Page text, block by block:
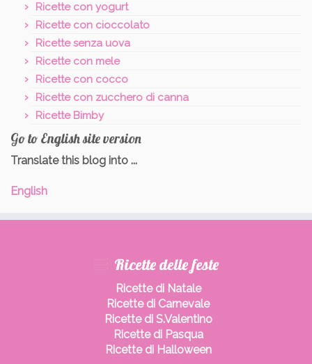
Ricette con yogurt
Ricette con cioccolato
Ricette senza uova
Ricette con mele
Ricette con cocco
Ricette con zucchero di canna
Ricette Bimby
Go to English site version
Translate this blog into ...
English
Ricette delle feste
Ricette di Natale
Ricette di Carnevale
Ricette di S.Valentino
Ricette di Pasqua
Ricette di Halloween